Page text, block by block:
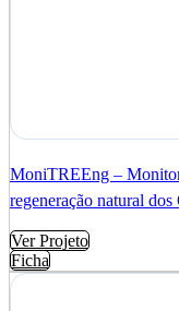
MoniTREEng –
regeneração natural dos
Ver Projeto
Ficha